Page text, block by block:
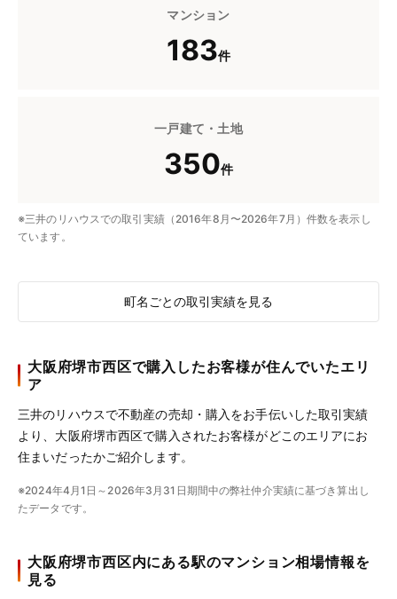
マンション
183件
一戸建て・土地
350件
※三井のリハウスでの取引実績（2016年8月〜2026年7月）件数を表示し
ています。
町名ごとの取引実績を見る
大阪府堺市西区で購入したお客様が住んでいたエリ
ア
三井のリハウスで不動産の売却・購入をお手伝いした取引実績
より、大阪府堺市西区で購入されたお客様がどこのエリアにお
住まいだったかご紹介します。
※2024年4月1日～2026年3月31日期間中の弊社仲介実績に基づき算出し
たデータです。
大阪府堺市西区内にある駅のマンション相場情報を
見る